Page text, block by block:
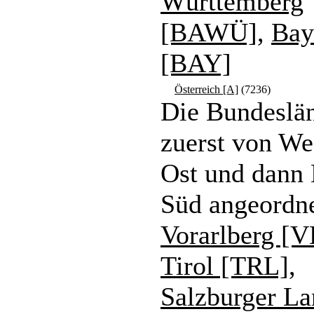
[BAWÜ],
[BAY]
Österreich [A] (7236)
Die
zuerst von
Ost und dann
Süd
Vorarlberg
Tirol [TRL],
Salzburger